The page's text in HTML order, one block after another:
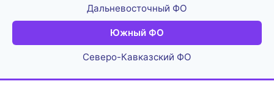
Дальневосточный ФО
Южный ФО
Северо-Кавказский ФО